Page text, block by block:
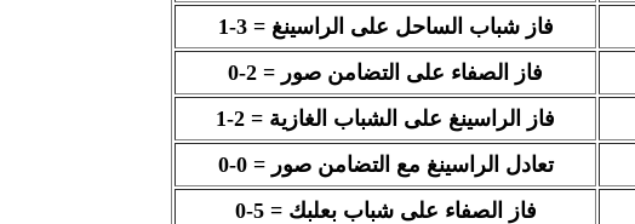
فاز شباب الساحل على الراسينغ = 3-1
فاز الصفاء على التضامن صور = 2-0
فاز الراسينغ على الشباب الغازية = 2-1
تعادل الراسينغ مع التضامن صور = 0-0
فاز الصفاء على شباب بعلبك = 5-0